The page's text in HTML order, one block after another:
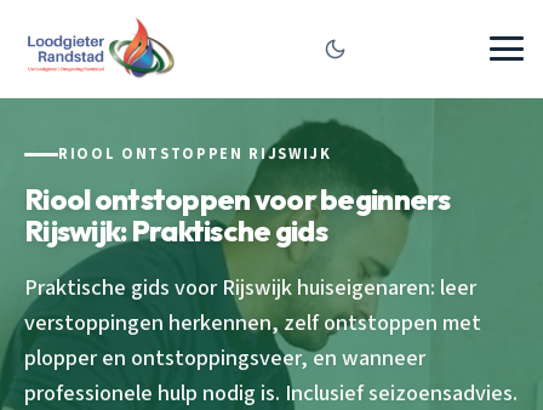
RIOOL ONTSTOPPEN RIJSWIJK
Riool ontstoppen voor beginners
Rijswijk: Praktische gids
Praktische gids voor Rijswijk huiseigenaren: leer
verstoppingen herkennen, zelf ontstoppen met
plopper en ontstoppingsveer, en wanneer
professionele hulp nodig is. Inclusief seizoensadvies.